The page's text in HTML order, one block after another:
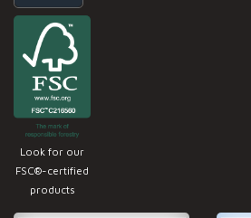
Look for our
FSC®-certified
products